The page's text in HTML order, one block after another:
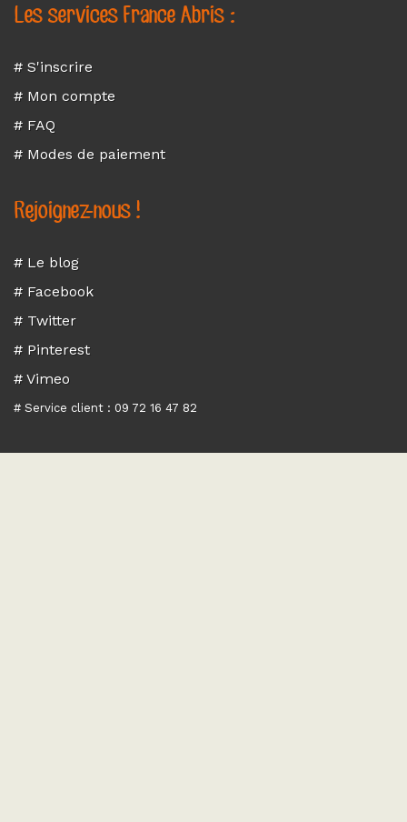
Les services France Abris :
# S'inscrire
# Mon compte
# FAQ
# Modes de paiement
Rejoignez-nous !
# Le blog
# Facebook
# Twitter
# Pinterest
# Vimeo
# Service client : 09 72 16 47 82